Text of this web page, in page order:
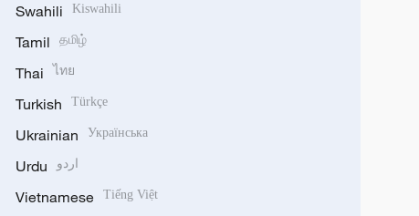
Swahili Kiswahili
Tamil தமிழ்
Thai ไทย
Turkish Türkçe
Ukrainian Українська
Urdu اردو
Vietnamese Tiếng Việt